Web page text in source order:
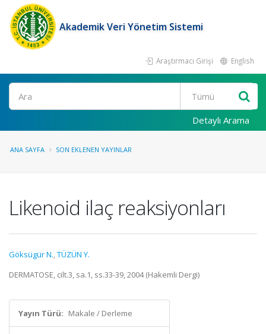
Akademik Veri Yönetim Sistemi
Araştırmacı Girişi English
Ara
Detaylı Arama
ANA SAYFA SON EKLENEN YAYINLAR
Likenoid ilaç reaksiyonları
Göksügür N.,TÜZÜN Y.
DERMATOSE, cilt.3, sa.1, ss.33-39, 2004 (Hakemli Dergi)
Yayın Türü: Makale / Derleme